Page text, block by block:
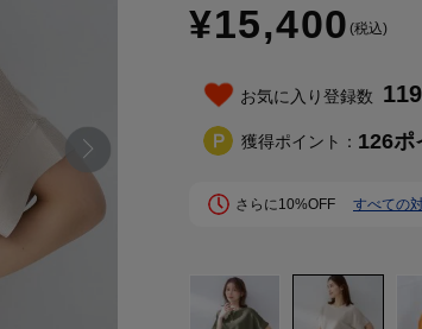
¥15,400 (税込)
お気に入り登録数
獲得ポイント： 126ポ
さらに10%OFF すべての